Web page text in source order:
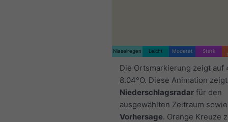
Nieselregen Leicht Moderat Stark
Die Ortsmarkierung zeigt auf
8.04°O. Diese Animation
Niederschlagsradar für den
ausgewählten Zeitraum
Vorhersage. Orange Kreuze